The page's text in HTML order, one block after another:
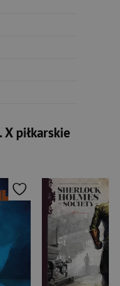
piłkarskie